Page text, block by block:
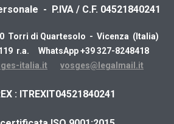
- P.IVA / C.F. 04521840241
Torri di Quartesolo - Vicenza (Italia)
r.a. WhatsApp +39 327-8248418
italia.it vosges@legalmail.it
: ITREXIT04521840241